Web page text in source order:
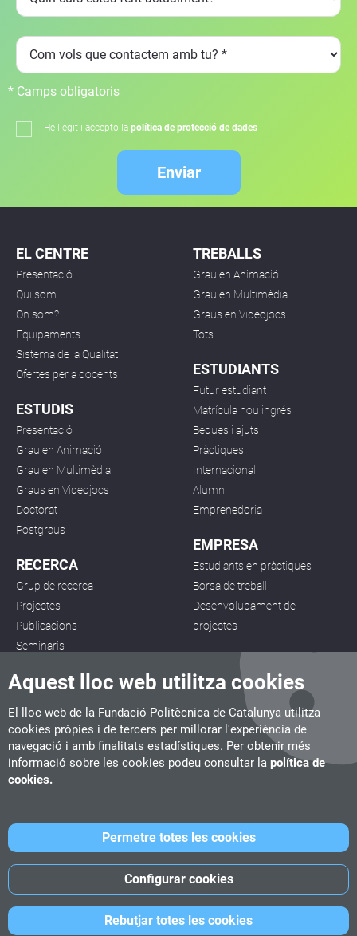
Aquest lloc web utilitza cookies
El lloc web de la Fundació Politècnica de Catalunya utilitza
cookies pròpies i de tercers per millorar l'experiència de
navegació i amb finalitats estadístiques. Per obtenir més
informació sobre les cookies podeu consultar la política de
cookies.
Rebutjar totes les cookies
Configurar cookies
Permetre totes les cookies
* Camps obligatoris
He llegit i accepto la política de protecció de dades
Enviar
EL CENTRE
Presentació
Qui som
On som?
Equipaments
Sistema de la Qualitat
Ofertes per a docents
ESTUDIS
Presentació
Grau en Animació
Grau en Multimèdia
Graus en Videojocs
Doctorat
Postgraus
RECERCA
Grup de recerca
Projectes
Publicacions
Seminaris
TREBALLS
Grau en Animació
Grau en Multimèdia
Graus en Videojocs
Tots
ESTUDIANTS
Futur estudiant
Matrícula nou ingrés
Beques i ajuts
Pràctiques
Internacional
Alumni
Emprenedoria
EMPRESA
Estudiants en pràctiques
Borsa de treball
Desenvolupament de
projectes
CITM
C/ de la Igualtat, 33, 08222 Terrassa
UPC School
©Fundació Politècnica de Catalunya-Avís legal-Política de
cookies-Política de privacitat